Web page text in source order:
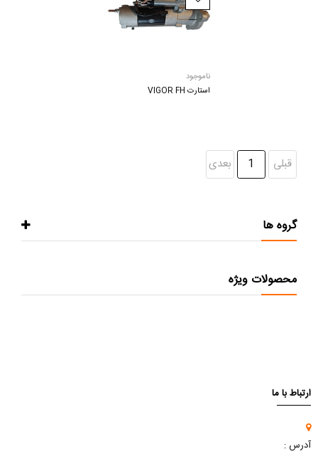
ناموجود
استارت VIGOR FH
قبلی 1 بعدی
گروه ها
محصولات ویژه
ارتباط با ما
آدرس :